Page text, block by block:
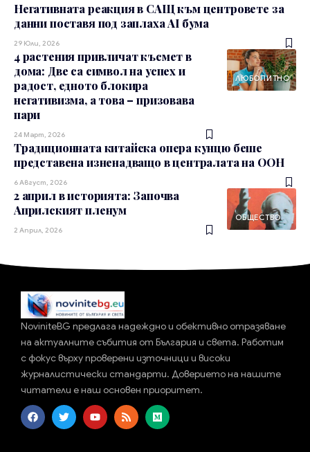
Негативната реакция в САЩ към центровете за
данни поставя под заплаха AI бума
29 Юли, 2026
ЛЮБОПИТНО
4 растения привличат късмет в
дома: Две са символ на успех и
радост, едното блокира
негативизма, а това – призовава
пари
24 Март, 2026
Традиционната китайска опера кунцю беше
представена изненадващо в централата на ООН
6 Август, 2026
ОБЩЕСТВО
2 април в историята: Започва
Априлският пленум
2 Април, 2026
NoviniteBG предлага надеждно и обективно отразяване
на актуалните събития от България и света. Работим
с фокус върху проверени източници и високи
журналистически стандарти. Доверието на нашите
читатели е наш основен приоритет.